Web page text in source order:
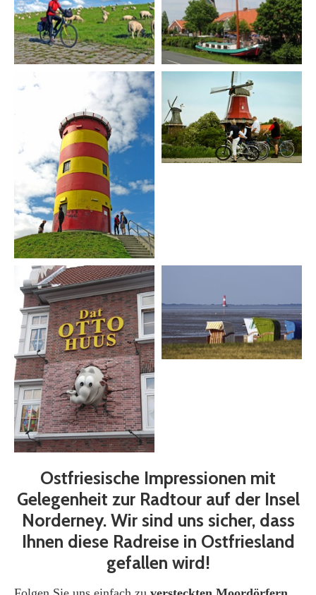
Ostfriesische Impressionen mit
Gelegenheit zur Radtour auf der Insel
Norderney. Wir sind uns sicher, dass
Ihnen diese Radreise in Ostfriesland
gefallen wird!